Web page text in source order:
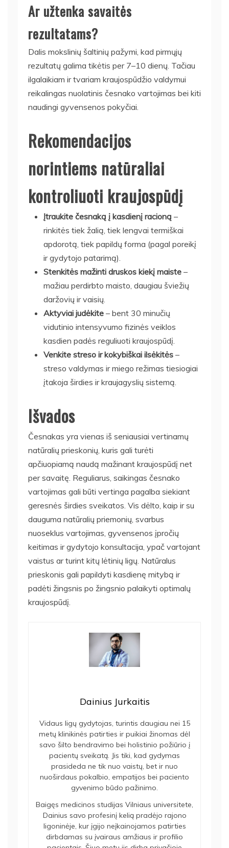
Ar užtenka savaitės
rezultatams?
Dalis mokslinių šaltinių pažymi, kad pirmųjų
rezultatų galima tikėtis per 7–10 dienų. Tačiau
ilgalaikiam ir tvariam kraujospūdžio valdymui
reikalingas nuolatinis česnako vartojimas bei kiti
naudingi gyvensenos pokyčiai.
Rekomendacijos
norintiems natūraliai
kontroliuoti kraujospūdį
Įtraukite česnaką į kasdienį racioną –
rinkitės tiek žalią, tiek lengvai termiškai
apdorotą, tiek papildų forma (pagal poreikį
ir gydytojo patarimą).
Stenkitės mažinti druskos kiekį maiste –
mažiau perdirbto maisto, daugiau šviežių
daržovių ir vaisių.
Aktyviai judėkite – bent 30 minučių
vidutinio intensyvumo fizinės veiklos
kasdien padės reguliuoti kraujospūdį.
Venkite streso ir kokybiškai ilsėkitės –
streso valdymas ir miego režimas tiesiogiai
įtakoja širdies ir kraujagyslių sistemą.
Išvados
Česnakas yra vienas iš seniausiai vertinamų
natūralių prieskonių, kuris gali turėti
apčiuopiamą naudą mažinant kraujospūdį net
per savaitę. Reguliarus, saikingas česnako
vartojimas gali būti vertinga pagalba siekiant
geresnės širdies sveikatos. Vis dėlto, kaip ir su
dauguma natūralių priemonių, svarbus
nuoseklus vartojimas, gyvensenos įpročių
keitimas ir gydytojo konsultacija, ypač vartojant
vaistus ar turint kitų lėtinių ligų. Natūralus
prieskonis gali papildyti kasdienę mitybą ir
padėti žingsnis po žingsnio palaikyti optimalų
kraujospūdį.
Dainius Jurkaitis
Vidaus ligų gydytojas, turintis daugiau nei 15
metų klinikinės patirties ir puikiai žinomas dėl
savo šilto bendravimo bei holistinio požiūrio į
pacientų sveikatą. Jis tiki, kad gydymas
prasideda ne tik nuo vaistų, bet ir nuo
nuoširdaus pokalbio, empatijos bei paciento
gyvenimo būdo pažinimo.
Baigęs medicinos studijas Vilniaus universitete,
Dainius savo profesinį kelią pradėjo rajono
ligoninėje, kur įgijo neįkainojamos patirties
dirbdamas su įvairaus amžiaus ir profilio